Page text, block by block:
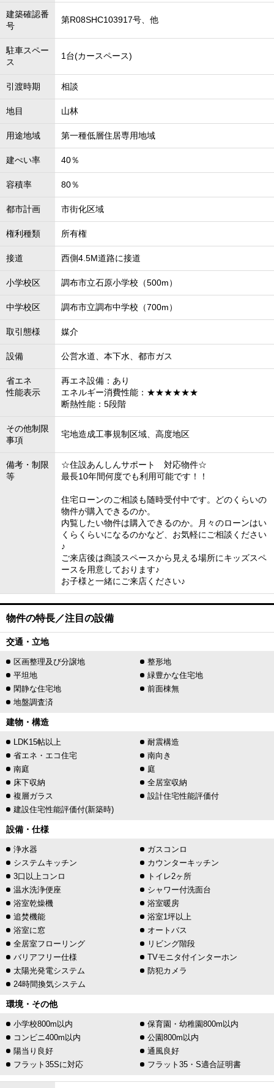
建築確認番
号
第R08SHC103917号、他
駐車スペー
ス
1台(カースペース)
引渡時期 相談
地目 山林
用途地域 第一種低層住居専用地域
建ぺい率 40％
容積率 80％
都市計画 市街化区域
権利種類 所有権
接道 西側4.5M道路に接道
小学校区 調布市立石原小学校（500m）
中学校区 調布市立調布中学校（700m）
取引態様 媒介
設備 公営水道、本下水、都市ガス
省エネ
性能表示
再エネ設備：あり
エネルギー消費性能：★★★★★★
断熱性能：5段階
その他制限
事項
宅地造成工事規制区域、高度地区
備考・制限
等
☆住設あんしんサポート 対応物件☆
最長10年間何度でも利用可能です！！
住宅ローンのご相談も随時受付中です。どのくらいの
物件が購入できるのか。
内覧したい物件は購入できるのか。月々のローンはい
くらくらいになるのかなど、お気軽にご相談ください
♪
ご来店後は商談スペースから見える場所にキッズスペ
ースを用意しております♪
お子様と一緒にご来店ください♪
物件の特長／注目の設備
交通・立地
区画整理及び分譲地
整形地
平坦地
緑豊かな住宅地
閑静な住宅地
前面棟無
地盤調査済
建物・構造
LDK15帖以上
耐震構造
省エネ・エコ住宅
南向き
南庭
庭
床下収納
全居室収納
複層ガラス
設計住宅性能評価付
建設住宅性能評価付(新築時)
設備・仕様
浄水器
ガスコンロ
システムキッチン
カウンターキッチン
3口以上コンロ
トイレ2ヶ所
温水洗浄便座
シャワー付洗面台
浴室乾燥機
浴室暖房
追焚機能
浴室1坪以上
浴室に窓
オートバス
全居室フローリング
リビング階段
バリアフリー仕様
TVモニタ付インターホン
太陽光発電システム
防犯カメラ
24時間換気システム
環境・その他
小学校800m以内
保育園・幼稚園800m以内
コンビニ400m以内
公園800m以内
陽当り良好
通風良好
フラット35Sに対応
フラット35・S適合証明書